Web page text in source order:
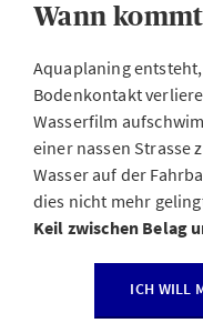
Wann
Aquaplaning
Bodenkontakt
Wasserfilm
einer nassen Strasse
Wasser auf der
dies nicht mehr
Keil zwischen Belag
ICH WILL